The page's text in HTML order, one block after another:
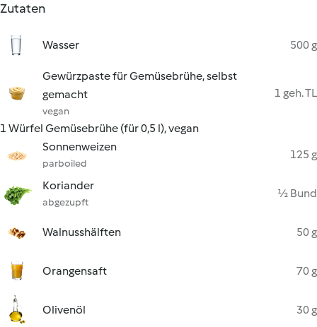
Zutaten
Wasser 500 g
Gewürzpaste für Gemüsebrühe, selbst
gemacht
vegan
1 geh. TL
1 Würfel Gemüsebrühe (für 0,5 l), vegan
Sonnenweizen
parboiled
125 g
Koriander
abgezupft
½ Bund
Walnusshälften 50 g
Orangensaft 70 g
Olivenöl 30 g